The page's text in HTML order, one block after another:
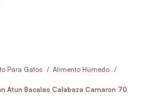
Para Gatos
Alimento Húmedo
Atun Bacalao Calabaza Camaron 70